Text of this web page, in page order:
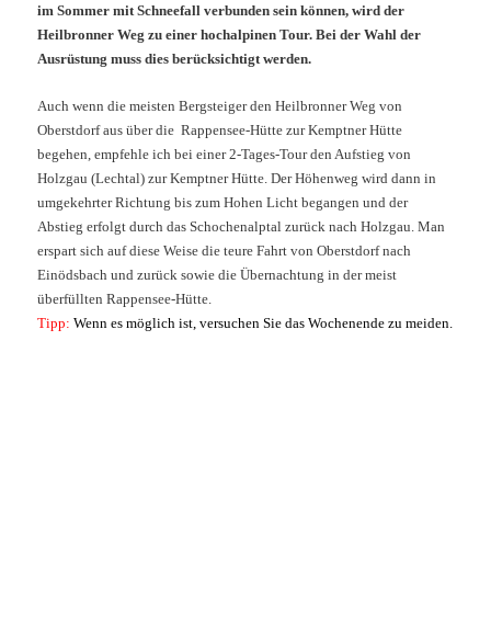
im Sommer mit Schneefall verbunden sein können, wird der
Heilbronner Weg zu einer hochalpinen Tour. Bei der Wahl der
Ausrüstung muss dies berücksichtigt werden.
Auch wenn die meisten Bergsteiger den Heilbronner Weg von
Oberstdorf aus über die Rappensee-Hütte zur Kemptner Hütte
begehen, empfehle ich bei einer 2-Tages-Tour den Aufstieg von
Holzgau (Lechtal) zur Kemptner Hütte. Der Höhenweg wird dann in
umgekehrter Richtung bis zum Hohen Licht begangen und der
Abstieg erfolgt durch das Schochenalptal zurück nach Holzgau. Man
erspart sich auf diese Weise die teure Fahrt von Oberstdorf nach
Einödsbach und zurück sowie die Übernachtung in der meist
überfüllten Rappensee-Hütte.
Tipp:Wenn es möglich ist, versuchen Sie das Wochenende zu meiden.